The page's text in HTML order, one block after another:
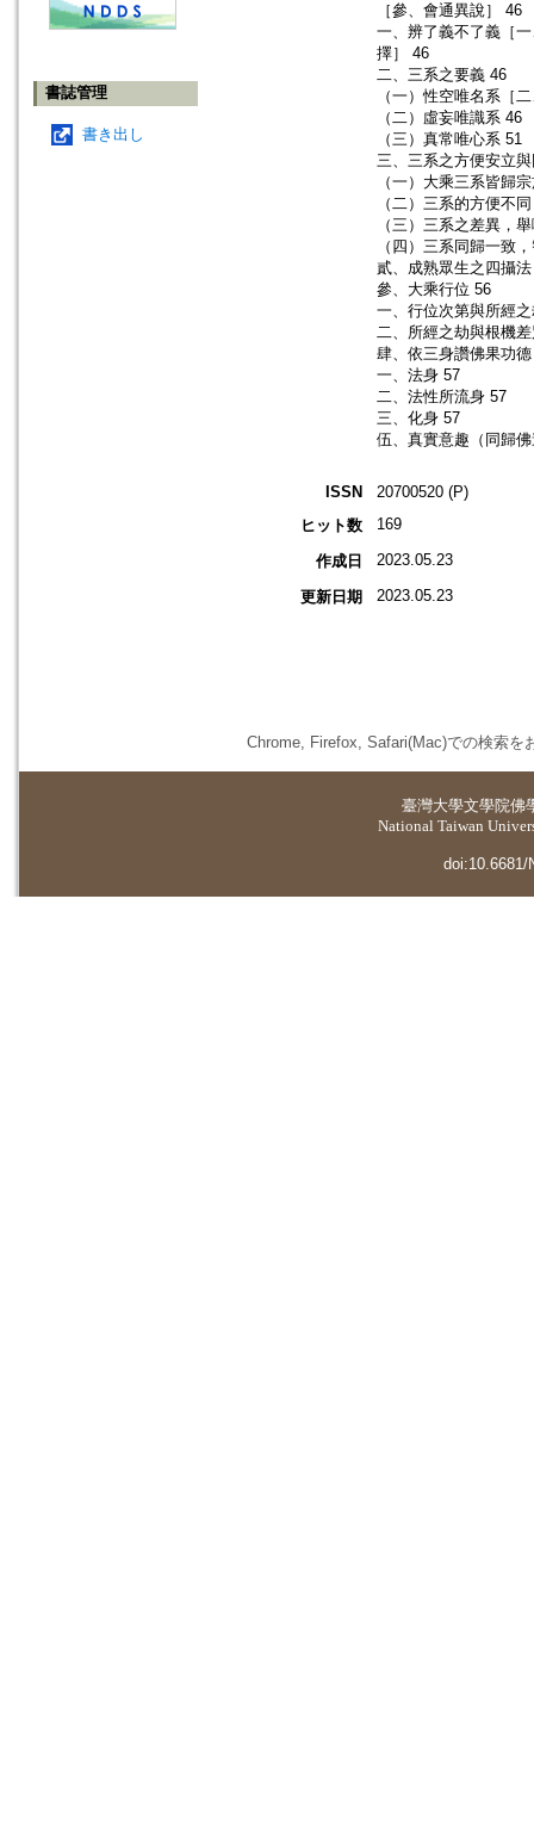
書誌管理
書き出し
［參、會通異說］ 46
一、辨了義不了義［
擇］ 46
二、三系之要義 46
（一）性空唯名系［
（二）虛妄唯識系 46
（三）真常唯心系 51
三、三系之方便安立
（一）大乘三系皆歸
（二）三系的方便不
（三）三系之差異，
（四）三系同歸一致
貳、成熟眾生之四攝
參、大乘行位 56
一、行位次第與所經
二、所經之劫與根機
肆、依三身讚佛果功
一、法身 57
二、法性所流身 57
三、化身 57
伍、真實意趣（同歸
ISSN
20700520 (P)
ヒット数
169
作成日 2023.05.23
更新日期 2023.05.23
Chrome, Firefox, Safari(Mac)での検索を
臺灣大學文學院佛
National Taiwan
doi:10.6681/